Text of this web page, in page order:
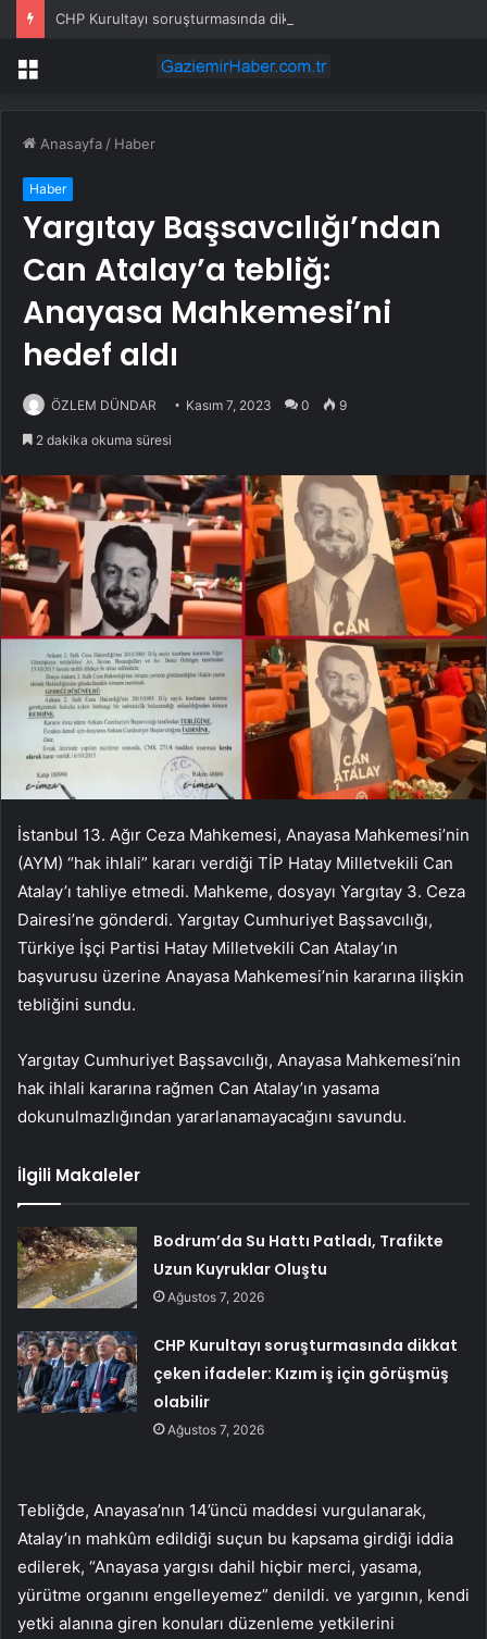
Menü
Anasayfa / Haber
Haber
Yargıtay Başsavcılığı’ndan
Can Atalay’a tebliğ:
Anayasa Mahkemesi’ni
hedef aldı
ÖZLEM DÜNDAR Kasım 7, 2023 0 9
2 dakika okuma süresi
İstanbul 13. Ağır Ceza Mahkemesi, Anayasa Mahkemesi’nin
(AYM) “hak ihlali” kararı verdiği TİP Hatay Milletvekili Can
Atalay’ı tahliye etmedi. Mahkeme, dosyayı Yargıtay 3. Ceza
Dairesi’ne gönderdi. Yargıtay Cumhuriyet Başsavcılığı,
Türkiye İşçi Partisi Hatay Milletvekili Can Atalay’ın
başvurusu üzerine Anayasa Mahkemesi’nin kararına ilişkin
tebliğini sundu.
Yargıtay Cumhuriyet Başsavcılığı, Anayasa Mahkemesi’nin
hak ihlali kararına rağmen Can Atalay’ın yasama
dokunulmazlığından yararlanamayacağını savundu.
İlgili Makaleler
Bodrum’da Su Hattı Patladı, Trafikte
Uzun Kuyruklar Oluştu
Ağustos 7, 2026
CHP Kurultayı soruşturmasında dikkat
çeken ifadeler: Kızım iş için görüşmüş
olabilir
Ağustos 7, 2026
Tebliğde, Anayasa’nın 14’üncü maddesi vurgulanarak,
Atalay’ın mahkûm edildiği suçun bu kapsama girdiği iddia
edilerek, “Anayasa yargısı dahil hiçbir merci, yasama,
yürütme organını engelleyemez” denildi. ve yargının, kendi
yetki alanına giren konuları düzenleme yetkilerini